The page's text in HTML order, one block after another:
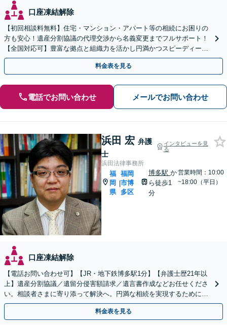
口座凍結解除
【初回相談料無料】住宅・マンション・アパート等の相続にお困りの
方も安心！遺産分割協議の代理交渉から名義変更までフルサポート！
【全国対応可】豊富な拠点と組織力を活かし円満かつスピーディーに
相続手続きをお手伝いします【取扱い実績2000件以上】
料金表を見る
電話でお問い合わせ メールでお問い合わせ
浜田 宏 弁護
士
インタビューを見
る
浜田法律事務所
福
岡
県
|
福岡
市博
多区
博多駅 か
ら徒歩1
分
営業時間：10:00
~18:00（平日）
口座凍結解除
【電話お問い合わせ可】【JR・地下鉄博多駅1分】【弁護士歴21年以
上】遺産分割協議／遺留分侵害額請求／遺言書作成などお任せくださ
い。相談者さまに寄り添って解決へ。円満な相続を実現するために
も、経験豊富な弁護士にお任せください
料金表を見る